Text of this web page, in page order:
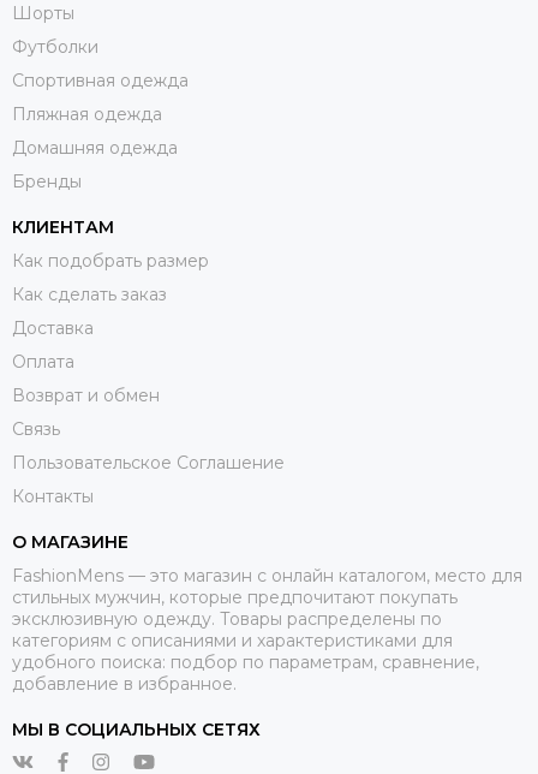
Шорты
Футболки
Спортивная одежда
Пляжная одежда
Домашняя одежда
Бренды
КЛИЕНТАМ
Как подобрать размер
Как сделать заказ
Доставка
Оплата
Возврат и обмен
Связь
Пользовательское Соглашение
Контакты
О МАГАЗИНЕ
FashionMens — это магазин с онлайн каталогом, место для
стильных мужчин, которые предпочитают покупать
эксклюзивную одежду. Товары распределены по
категориям с описаниями и характеристиками для
удобного поиска: подбор по параметрам, сравнение,
добавление в избранное.
МЫ В СОЦИАЛЬНЫХ СЕТЯХ